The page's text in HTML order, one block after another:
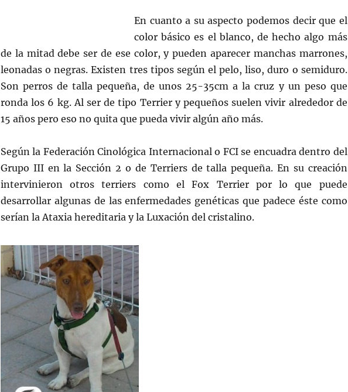
En cuanto a su aspecto podemos decir que el
color básico es el blanco, de hecho algo más
de la mitad debe ser de ese color, y pueden aparecer manchas marrones,
leonadas o negras. Existen tres tipos según el pelo, liso, duro o semiduro.
Son perros de talla pequeña, de unos 25-35cm a la cruz y un peso que
ronda los 6 kg. Al ser de tipo Terrier y pequeños suelen vivir alrededor de
15 años pero eso no quita que pueda vivir algún año más.
Según la Federación Cinológica Internacional o FCI se encuadra dentro del
Grupo III en la Sección 2 o de Terriers de talla pequeña. En su creación
intervinieron otros terriers como el Fox Terrier por lo que puede
desarrollar algunas de las enfermedades genéticas que padece éste como
serían la Ataxia hereditaria y la Luxación del cristalino.